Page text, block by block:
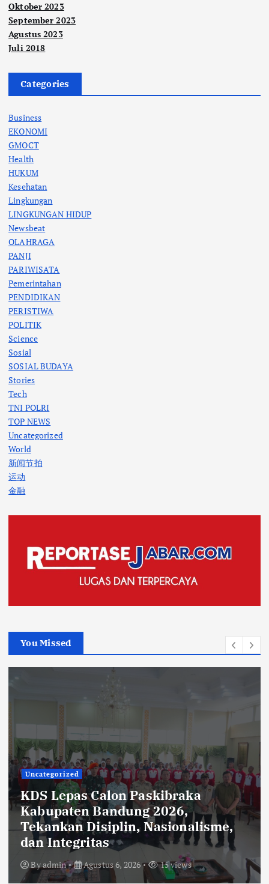
Oktober 2023
September 2023
Agustus 2023
Juli 2018
Categories
Business
EKONOMI
GMOCT
Health
HUKUM
Kesehatan
Lingkungan
LINGKUNGAN HIDUP
Newsbeat
OLAHRAGA
PANJI
PARIWISATA
Pemerintahan
PENDIDIKAN
PERISTIWA
POLITIK
Science
Sosial
SOSIAL BUDAYA
Stories
Tech
TNI POLRI
TOP NEWS
Uncategorized
World
新闻节拍
运动
金融
You Missed
Uncategorized
Rehabilitasi Ruang Kelas SMPN 2
Cilengkrang: CV Cipta Purnama
Abadi Diduga Langgar Aturan
Transparansi dan K3
Byadmin Agustus 6, 2026 32 views